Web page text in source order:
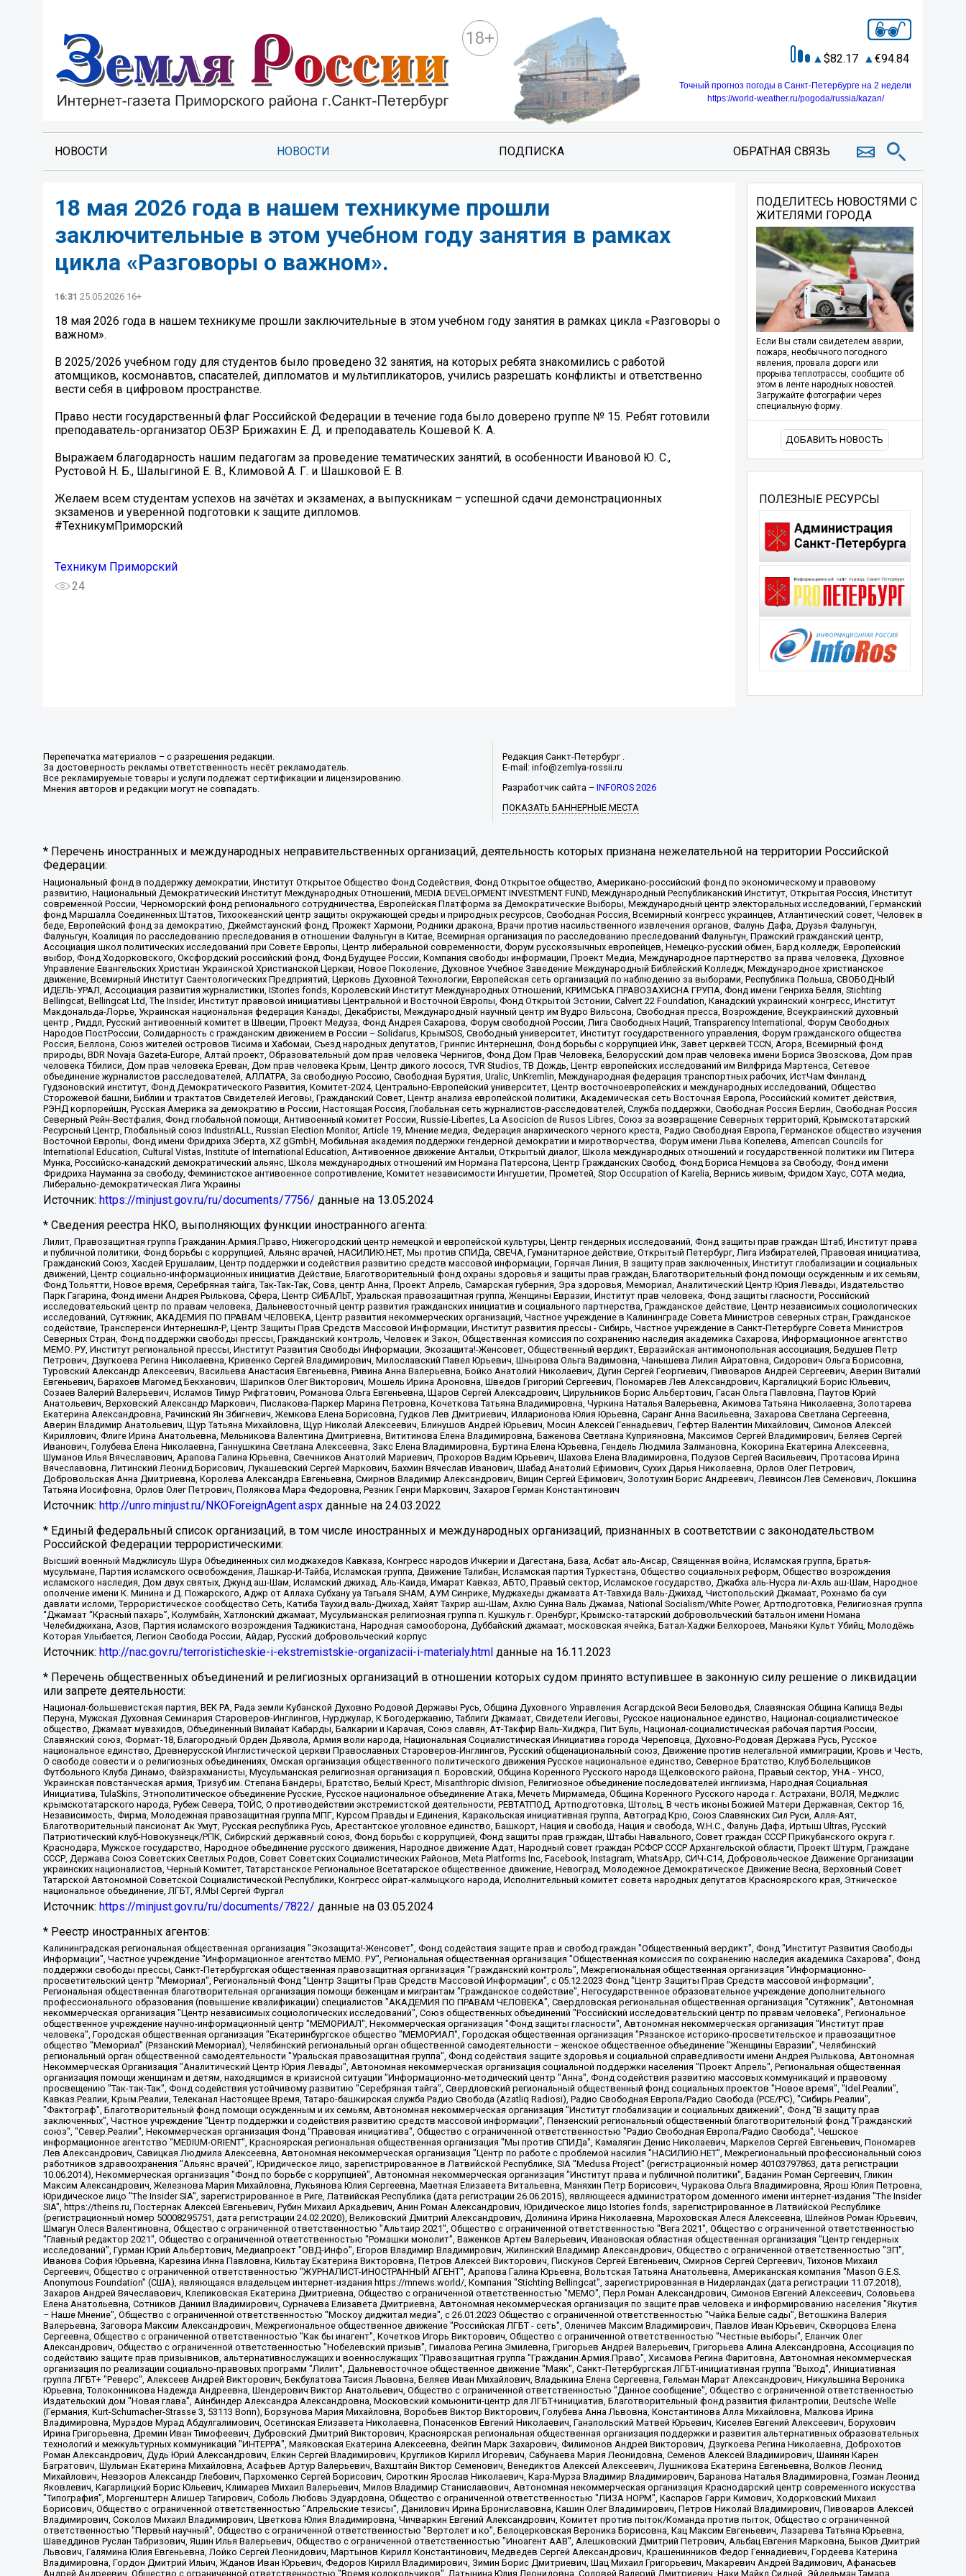
18+
82.17 94.84
Точный прогноз погоды в Санкт-Петербурге на 2 недели
https://world-weather.ru/pogoda/russia/kazan/
НОВОСТИ НОВОСТИ ПОДПИСКА ОБРАТНАЯ СВЯЗЬ
18 мая 2026 года в нашем техникуме прошли
заключительные в этом учебном году занятия в рамках
цикла «Разговоры о важном».
16:31 25.05.2026 16+
18 мая 2026 года в нашем техникуме прошли заключительные в этом учебном году занятия в рамках цикла «Разговоры о
важном».
В 2025/2026 учебном году для студентов было проведено 32 занятия, на которых ребята знакомились с работой
атомщиков, космонавтов, спасателей, дипломатов и мультипликаторов, учились разрешать конфликты и ответственно
вести себя в цифровом пространстве.
Право нести государственный флаг Российской Федерации в течение года было доверено группе № 15. Ребят готовили
преподаватель-организатор ОБЗР Брижахин Е. Д. и преподаватель Кошевой К. А.
Выражаем благодарность нашим педагогам за проведение тематических занятий, в особенности Ивановой Ю. С.,
Рустовой Н. Б., Шалыгиной Е. В., Климовой А. Г. и Шашковой Е. В.
Желаем всем студентам успехов на зачётах и экзаменах, а выпускникам – успешной сдачи демонстрационных
экзаменов и уверенной подготовки к защите дипломов.
#ТехникумПриморский
Техникум Приморский
24
ПОДЕЛИТЕСЬ НОВОСТЯМИ С
ЖИТЕЛЯМИ ГОРОДА
Если Вы стали свидетелем аварии,
пожара, необычного погодного
явления, провала дороги или
прорыва теплотрассы, сообщите об
этом в ленте народных новостей.
Загружайте фотографии через
специальную форму.
ДОБАВИТЬ НОВОСТЬ
ПОЛЕЗНЫЕ РЕСУРСЫ
Перепечатка материалов – с разрешения редакции.
За достоверность рекламы ответственность несёт рекламодатель.
Все рекламируемые товары и услуги подлежат сертификации и лицензированию.
Мнения авторов и редакции могут не совпадать.
Редакция Санкт-Петербург .
E-mail: info@zemlya-rossii.ru
Разработчик сайта – INFOROS 2026
ПОКАЗАТЬ БАННЕРНЫЕ МЕСТА
* Перечень иностранных и международных неправительственных организаций, деятельность которых признана нежелательной на территории Российской
Федерации:
Национальный фонд в поддержку демократии, Институт Открытое Общество Фонд Содействия, Фонд Открытое общество, Американо-российский фонд по экономическому и правовому
развитию, Национальный Демократический Институт Международных Отношений, MEDIA DEVELOPMENT INVESTMENT FUND, Международный Республиканский Институт, Открытая Россия, Институт
современной России, Черноморский фонд регионального сотрудничества, Европейская Платформа за Демократические Выборы, Международный центр электоральных исследований, Германский
фонд Маршалла Соединенных Штатов, Тихоокеанский центр защиты окружающей среды и природных ресурсов, Свободная Россия, Всемирный конгресс украинцев, Атлантический совет, Человек в
беде, Европейский фонд за демократию, Джеймстаунский фонд, Прожект Хармони, Родники дракона, Врачи против насильственного извлечения органов, Фалунь Дафа, Друзья Фалуньгун,
Фалуньгун, Коалиция по расследованию преследования в отношении Фалуньгун в Китае, Всемирная организация по расследованию преследований Фалуньгун, Пражский гражданский центр,
Ассоциация школ политических исследований при Совете Европы, Центр либеральной современности, Форум русскоязычных европейцев, Немецко-русский обмен, Бард колледж, Европейский
выбор, Фонд Ходорковского, Оксфордский российский фонд, Фонд Будущее России, Компания свободы информации, Проект Медиа, Международное партнерство за права человека, Духовное
Управление Евангельских Христиан Украинской Христианской Церкви, Новое Поколение, Духовное Учебное Заведение Международный Библейский Колледж, Международное христианское
движение, Всемирный Институт Саентологических Предприятий, Церковь Духовной Технологии, Европейская сеть организаций по наблюдению за выборами, Республика Польша, СВОБОДНЫЙ
ИДЕЛЬ-УРАЛ, Ассоциация развития журналистики, IStories fonds, Королевский Институт Международных Отношений, КРИМСЬКА ПРАВОЗАХИСНА ГРУПА, Фонд имени Генриха Бёлля, Stichting
Bellingcat, Bellingcat Ltd, The Insider, Институт правовой инициативы Центральной и Восточной Европы, Фонд Открытой Эстонии, Calvert 22 Foundation, Канадский украинский конгресс, Институт
Макдональда-Лорье, Украинская национальная федерация Канады, Декабристы, Международный научный центр им Вудро Вильсона, Свободная пресса, Возрождение, Всеукраинский духовный
центр , Риддл, Русский антивоенный комитет в Швеции, Проект Медуза, Фонд Андрея Сахарова, Форум свободной России, Лига Свободных Наций, Transparеncy International, Форум Свободных
Народов ПостРоссии, Солидарность с гражданским движением в России – Solidarus, КрымSOS, Свободный университет, Институт государственного управления, Форум гражданского общества
Россия, Беллона, Союз жителей островов Тисима и Хабомаи, Съезд народных депутатов, Гринпис Интернешнл, Фонд борьбы с коррупцией Инк, Завет церквей TCCN, Агора, Всемирный фонд
природы, BDR Novaja Gazeta-Europe, Алтай проект, Образовательный дом прав человека Чернигов, Фонд Дом Прав Человека, Белорусский дом прав человека имени Бориса Звозскова, Дом прав
человека Тбилиси, Дом прав человека Ереван, Дом прав человека Крым, Центр дикого лосося, TVR Studios, ТВ Дождь, Центр европейских исследований им Вилфрида Мартенса, Сетевое
объединение журналистов расследователей, АЛЛАТРА, За свободную Россию, Свободная Бурятия, Uralic, UnKremlin, Международная федерация транспортных рабочих, ИстЧам Финланд,
Гудзоновский институт, Фонд Демократического Развития, Комитет-2024, Центрально-Европейский университет, Центр восточноевропейских и международных исследований, Общество
Сторожевой башни, Библии и трактатов Свидетелей Иеговы, Гражданский Совет, Центр анализа европейской политики, Академическая сеть Восточная Европа, Российский комитет действия,
РЭНД корпорейшн, Русская Америка за демократию в России, Настоящая Россия, Глобальная сеть журналистов-расследователей, Служба поддержки, Свободная Россия Берлин, Свободная Россия
Северный Рейн-Вестфалия, Фонд глобальной помощи, Антивоенный комитет России, Russie-Libertes, La Asocicion de Rusos Libres, Союз за возвращение Северных территорий, Крымскотатарский
Ресурсный Центр, Глобальный союз IndustriALL, Russian Election Monitor, Article 19, Мнение медиа, Федерация анархического черного креста, Радио Свободная Европа, Германское общество изучения
Восточной Европы, Фонд имени Фридриха Эберта, XZ gGmbH, Мобильная академия поддержки гендерной демократии и миротворчества, Форум имени Льва Копелева, American Councils for
International Education, Cultural Vistas, Institute of International Education, Антивоенное движение Антальи, Открытый диалог, Школа международных отношений и государственной политики им Питера
Мунка, Российско-канадский демократический альянс, Школа международных отношений им Нормана Патерсона, Центр Гражданских Свобод, Фонд Бориса Немцова за Свободу, Фонд имени
Фридриха Науманна за свободу, Феминистское антивоенное сопротивление, Комитет независимости Ингушетии, Прометей, Stop Occupation of Karelia, Вернись живым, Фридом Хаус, СОТА медиа,
Либерально-демократическая Лига Украины
Источник: https://minjust.gov.ru/ru/documents/7756/ данные на 13.05.2024
* Сведения реестра НКО, выполняющих функции иностранного агента:
Лилит, Правозащитная группа Гражданин.Армия.Право, Нижегородский центр немецкой и европейской культуры, Центр гендерных исследований, Фонд защиты прав граждан Штаб, Институт права
и публичной политики, Фонд борьбы с коррупцией, Альянс врачей, НАСИЛИЮ.НЕТ, Мы против СПИДа, СВЕЧА, Гуманитарное действие, Открытый Петербург, Лига Избирателей, Правовая инициатива,
Гражданский Союз, Хасдей Ерушалаим, Центр поддержки и содействия развитию средств массовой информации, Горячая Линия, В защиту прав заключенных, Институт глобализации и социальных
движений, Центр социально-информационных инициатив Действие, Благотворительный фонд охраны здоровья и защиты прав граждан, Благотворительный фонд помощи осужденным и их семьям,
Фонд Тольятти, Новое время, Серебряная тайга, Так-Так-Так, Сова, центр Анна, Проект Апрель, Самарская губерния, Эра здоровья, Мемориал, Аналитический Центр Юрия Левады, Издательство
Парк Гагарина, Фонд имени Андрея Рылькова, Сфера, Центр СИБАЛЬТ, Уральская правозащитная группа, Женщины Евразии, Институт прав человека, Фонд защиты гласности, Российский
исследовательский центр по правам человека, Дальневосточный центр развития гражданских инициатив и социального партнерства, Гражданское действие, Центр независимых социологических
исследований, Сутяжник, АКАДЕМИЯ ПО ПРАВАМ ЧЕЛОВЕКА, Центр развития некоммерческих организаций, Частное учреждение в Калининграде Совета Министров северных стран, Гражданское
содействие, Трансперенси Интернешнл-Р, Центр Защиты Прав Средств Массовой Информации, Институт развития прессы - Сибирь, Частное учреждение в Санкт-Петербурге Совета Министров
Северных Стран, Фонд поддержки свободы прессы, Гражданский контроль, Человек и Закон, Общественная комиссия по сохранению наследия академика Сахарова, Информационное агентство
МЕМО. РУ, Институт региональной прессы, Институт Развития Свободы Информации, Экозащита!-Женсовет, Общественный вердикт, Евразийская антимонопольная ассоциация, Бедушев Петр
Петрович, Дзугкоева Регина Николаевна, Кривенко Сергей Владимирович, Милославский Павел Юрьевич, Шнырова Ольга Вадимовна, Чанышева Лилия Айратовна, Сидорович Ольга Борисовна,
Туровский Александр Алексеевич, Васильева Анастасия Евгеньевна, Ривина Анна Валерьевна, Бойко Анатолий Николаевич, Дугин Сергей Георгиевич, Пивоваров Андрей Сергеевич, Аверин Виталий
Евгеньевич, Барахоев Магомед Бекханович, Шарипков Олег Викторович, Мошель Ирина Ароновна, Шведов Григорий Сергеевич, Пономарев Лев Александрович, Каргалицкий Борис Юльевич,
Созаев Валерий Валерьевич, Исламов Тимур Рифгатович, Романова Ольга Евгеньевна, Щаров Сергей Алексадрович, Цирульников Борис Альбертович, Гасан Ольга Павловна, Паутов Юрий
Анатольевич, Верховский Александр Маркович, Пислакова-Паркер Марина Петровна, Кочеткова Татьяна Владимировна, Чуркина Наталья Валерьевна, Акимова Татьяна Николаевна, Золотарева
Екатерина Александровна, Рачинский Ян Збигневич, Жемкова Елена Борисовна, Гудков Лев Дмитриевич, Илларионова Юлия Юрьевна, Саранг Анна Васильевна, Захарова Светлана Сергеевна,
Аверин Владимир Анатольевич, Щур Татьяна Михайловна, Щур Николай Алексеевич, Блинушов Андрей Юрьевич, Мосин Алексей Геннадьевич, Гефтер Валентин Михайлович, Симонов Алексей
Кириллович, Флиге Ирина Анатольевна, Мельникова Валентина Дмитриевна, Вититинова Елена Владимировна, Баженова Светлана Куприяновна, Максимов Сергей Владимирович, Беляев Сергей
Иванович, Голубева Елена Николаевна, Ганнушкина Светлана Алексеевна, Закс Елена Владимировна, Буртина Елена Юрьевна, Гендель Людмила Залмановна, Кокорина Екатерина Алексеевна,
Шуманов Илья Вячеславович, Арапова Галина Юрьевна, Свечников Анатолий Мариевич, Прохоров Вадим Юрьевич, Шахова Елена Владимировна, Подузов Сергей Васильевич, Протасова Ирина
Вячеславовна, Литинский Леонид Борисович, Лукашевский Сергей Маркович, Бахмин Вячеслав Иванович, Шабад Анатолий Ефимович, Сухих Дарья Николаевна, Орлов Олег Петрович,
Добровольская Анна Дмитриевна, Королева Александра Евгеньевна, Смирнов Владимир Александрович, Вицин Сергей Ефимович, Золотухин Борис Андреевич, Левинсон Лев Семенович, Локшина
Татьяна Иосифовна, Орлов Олег Петрович, Полякова Мара Федоровна, Резник Генри Маркович, Захаров Герман Константинович
Источник: http://unro.minjust.ru/NKOForeignAgent.aspx данные на 24.03.2022
* Единый федеральный список организаций, в том числе иностранных и международных организаций, признанных в соответствии с законодательством
Российской Федерации террористическими:
Высший военный Маджлисуль Шура Объединенных сил моджахедов Кавказа, Конгресс народов Ичкерии и Дагестана, База, Асбат аль-Ансар, Священная война, Исламская группа, Братья-
мусульмане, Партия исламского освобождения, Лашкар-И-Тайба, Исламская группа, Движение Талибан, Исламская партия Туркестана, Общество социальных реформ, Общество возрождения
исламского наследия, Дом двух святых, Джунд аш-Шам, Исламский джихад, Аль-Каида, Имарат Кавказ, АБТО, Правый сектор, Исламское государство, Джабха аль-Нусра ли-Ахль аш-Шам, Народное
ополчение имени К. Минина и Д. Пожарского, Аджр от Аллаха Субхану уа Тагьаля SHAM, АУМ Синрике, Муджахеды джамаата Ат-Тавхида Валь-Джихад, Чистопольский Джамаат, Рохнамо ба суи
давлати исломи, Террористическое сообщество Сеть, Катиба Таухид валь-Джихад, Хайят Тахрир аш-Шам, Ахлю Сунна Валь Джамаа, National Socialism/White Power, Артподготовка, Религиозная группа
“Джамаат “Красный пахарь”, Колумбайн, Хатлонский джамаат, Мусульманская религиозная группа п. Кушкуль г. Оренбург, Крымско-татарский добровольческий батальон имени Номана
Челебиджихана, Азов, Партия исламского возрождения Таджикистана, Народная самооборона, Дуббайский джамаат, московская ячейка, Батал-Хаджи Белхороев, Маньяки Культ Убийц, Молодёжь
Которая Улыбается, Легион Свобода России, Айдар, Русский добровольческий корпус
Источник: http://nac.gov.ru/terroristicheskie-i-ekstremistskie-organizacii-i-materialy.html данные на 16.11.2023
* Перечень общественных объединений и религиозных организаций в отношении которых судом принято вступившее в законную силу решение о ликвидации
или запрете деятельности:
Национал-большевистская партия, ВЕК РА, Рада земли Кубанской Духовно Родовой Державы Русь, Община Духовного Управления Асгардской Веси Беловодья, Славянская Община Капища Веды
Перуна, Мужская Духовная Семинария Староверов-Инглингов, Нурджулар, К Богодержавию, Таблиги Джамаат, Свидетели Иеговы, Русское национальное единство, Национал-социалистическое
общество, Джамаат мувахидов, Объединенный Вилайат Кабарды, Балкарии и Карачая, Союз славян, Ат-Такфир Валь-Хиджра, Пит Буль, Национал-социалистическая рабочая партия России,
Славянский союз, Формат-18, Благородный Орден Дьявола, Армия воли народа, Национальная Социалистическая Инициатива города Череповца, Духовно-Родовая Держава Русь, Русское
национальное единство, Древнерусской Инглистической церкви Православных Староверов-Инглингов, Русский общенациональный союз, Движение против нелегальной иммиграции, Кровь и Честь,
О свободе совести и о религиозных объединениях, Омская организация общественного политического движения Русское национальное единство, Северное Братство, Клуб Болельщиков
Футбольного Клуба Динамо, Файзрахманисты, Мусульманская религиозная организация п. Боровский, Община Коренного Русского народа Щелковского района, Правый сектор, УНА - УНСО,
Украинская повстанческая армия, Тризуб им. Степана Бандеры, Братство, Белый Крест, Misanthropic division, Религиозное объединение последователей инглиизма, Народная Социальная
Инициатива, TulaSkins, Этнополитическое объединение Русские, Русское национальное объединение Атака, Мечеть Мирмамеда, Община Коренного Русского народа г. Астрахани, ВОЛЯ, Меджлис
крымскотатарского народа, Рубеж Севера, ТОЙС, О противодействии экстремистской деятельности, РЕВТАТПОД, Артподготовка, Штольц, В честь иконы Божией Матери Державная, Сектор 16,
Независимость, Фирма, Молодежная правозащитная группа МПГ, Курсом Правды и Единения, Каракольская инициативная группа, Автоград Крю, Союз Славянских Сил Руси, Алля-Аят,
Благотворительный пансионат Ак Умут, Русская республика Русь, Арестантское уголовное единство, Башкорт, Нация и свобода, Нация и свобода, W.H.С., Фалунь Дафа, Иртыш Ultras, Русский
Патриотический клуб-Новокузнецк/РПК, Сибирский державный союз, Фонд борьбы с коррупцией, Фонд защиты прав граждан, Штабы Навального, Совет граждан СССР Прикубанского округа г.
Краснодара, Мужское государство, Народное объединение русского движения, Народное движение Адат, Народный совет граждан РСФСР СССР Архангельской области, Проект Штурм, Граждане
СССР, Держава Союз Советских Светлых Родов, Совет Советских Социалистических Районов, Meta Platforms Inc, Facebook, Instagram, WhatsApp, СИЧ-С14, Добровольческое Движение Организации
украинских националистов, Черный Комитет, Татарстанское Региональное Всетатарское общественное движение, Невоград, Молодежное Демократическое Движение Весна, Верховный Совет
Татарской Автономной Советской Социалистической Республики, Конгресс ойрат-калмыцкого народа, Исполнительный комитет совета народных депутатов Красноярского края, Этническое
национальное объединение, ЛГБТ, Я.МЫ Сергей Фургал
Источник: https://minjust.gov.ru/ru/documents/7822/ данные на 03.05.2024
* Реестр иностранных агентов:
Калининградская региональная общественная организация "Экозащита!-Женсовет", Фонд содействия защите прав и свобод граждан "Общественный вердикт", Фонд "Институт Развития Свободы Информации", Частное учреждение "Информационное агентство МЕМО. РУ", Региональная общественная организация "Общественная комиссия по сохранению наследия академика Сахарова", Фонд поддержки свободы прессы, Санкт-Петербургская общественная правозащитная организация "Гражданский контроль", Межрегиональная общественная организация "Информационно-просветительский центр "Мемориал", Региональный Фонд "Центр Защиты Прав Средств Массовой Информации", с 05.12.2023 Фонд "Центр Защиты Прав Средств массовой информации", Региональная общественная благотворительная организация помощи беженцам и мигрантам "Гражданское содействие", Негосударственное образовательное учреждение дополнительного профессионального образования (повышение квалификации) специалистов "АКАДЕМИЯ ПО ПРАВАМ ЧЕЛОВЕКА", Свердловская региональная общественная организация "Сутяжник", Автономная некоммерческая организация "Центр независимых социологических исследований", Союз общественных объединений "Российский исследовательский центр по правам человека", Региональное общественное учреждение научно-информационный центр "МЕМОРИАЛ", Некоммерческая организация "Фонд защиты гласности", Автономная некоммерческая организация "Институт прав человека", Городская общественная организация "Екатеринбургское общество "МЕМОРИАЛ", Городская общественная организация "Рязанское историко-просветительское и правозащитное общество "Мемориал" (Рязанский Мемориал), Челябинский региональный орган общественной самодеятельности – женское общественное объединение "Женщины Евразии", Челябинский региональный орган общественной самодеятельности "Уральская правозащитная группа", Фонд содействия защите здоровья и социальной справедливости имени Андрея Рылькова, Автономная Некоммерческая Организация "Аналитический Центр Юрия Левады", Автономная некоммерческая организация социальной поддержки населения "Проект Апрель", Региональная общественная организация помощи женщинам и детям, находящимся в кризисной ситуации "Информационно-методический центр "Анна", Фонд содействия развитию массовых коммуникаций и правовому просвещению "Так-так-Так", Фонд содействия устойчивому развитию "Серебряная тайга", Свердловский региональный общественный фонд социальных проектов "Новое время", "Idel.Реалии", Кавказ.Реалии, Крым.Реалии, Телеканал Настоящее Время, Татаро-башкирская служба Радио Свобода (Azatliq Radiosi), Радио Свободная Европа/Радио Свобода (PCE/PC), "Сибирь.Реалии", "Фактограф", Благотворительный фонд помощи осужденным и их семьям, Автономная некоммерческая организация "Институт глобализации и социальных движений", Фонд "В защиту прав заключенных", Частное учреждение "Центр поддержки и содействия развитию средств массовой информации", Пензенский региональный общественный благотворительный фонд "Гражданский союз", "Север.Реалии", Некоммерческая организация Фонд "Правовая инициатива", Общество с ограниченной ответственностью "Радио Свободная Европа/Радио Свобода", Чешское информационное агентство "MEDIUM-ORIENT", Красноярская региональная общественная организация "Мы против СПИДа", Камалягин Денис Николаевич, Маркелов Сергей Евгеньевич, Пономарев Лев Александрович, Савицкая Людмила Алексеевна, Автономная некоммерческая организация "Центр по работе с проблемой насилия "НАСИЛИЮ.НЕТ", Межрегиональный профессиональный союз работников здравоохранения "Альянс врачей", Юридическое лицо, зарегистрированное в Латвийской Республике, SIA "Medusa Project" (регистрационный номер 40103797863, дата регистрации 10.06.2014), Некоммерческая организация "Фонд по борьбе с коррупцией", Автономная некоммерческая организация "Институт права и публичной политики", Баданин Роман Сергеевич, Гликин Максим Александрович, Железнова Мария Михайловна, Лукьянова Юлия Сергеевна, Маетная Елизавета Витальевна, Маняхин Петр Борисович, Чуракова Ольга Владимировна, Ярош Юлия Петровна, Юридическое лицо "The Insider SIA", зарегистрированное в Риге, Латвийская Республика (дата регистрации 26.06.2015), являющееся администратором доменного имени интернет-издания "The Insider SIA", https://theins.ru, Постернак Алексей Евгеньевич, Рубин Михаил Аркадьевич, Анин Роман Александрович, Юридическое лицо Istories fonds, зарегистрированное в Латвийской Республике (регистрационный номер 50008295751, дата регистрации 24.02.2020), Великовский Дмитрий Александрович, Долинина Ирина Николаевна, Мароховская Алеся Алексеевна, Шлейнов Роман Юрьевич, Шмагун Олеся Валентиновна, Общество с ограниченной ответственностью "Альтаир 2021", Общество с ограниченной ответственностью "Вега 2021", Общество с ограниченной ответственностью "Главный редактор 2021", Общество с ограниченной ответственностью "Ромашки монолит", Важенков Артем Валерьевич, Ивановская областная общественная организация "Центр гендерных исследований", Гурман Юрий Альбертович, Медиапроект "ОВД-Инфо", Егоров Владимир Владимирович, Жилинский Владимир Александрович, Общество с ограниченной ответственностью "ЗП", Иванова София Юрьевна, Карезина Инна Павловна, Кильтау Екатерина Викторовна, Петров Алексей Викторович, Пискунов Сергей Евгеньевич, Смирнов Сергей Сергеевич, Тихонов Михаил Сергеевич, Общество с ограниченной ответственностью "ЖУРНАЛИСТ-ИНОСТРАННЫЙ АГЕНТ", Арапова Галина Юрьевна, Вольтская Татьяна Анатольевна, Американская компания "Mason G.E.S. Anonymous Foundation" (США), являющаяся владельцем интернет-издания https://mnews.world/, Компания "Stichting Bellingcat", зарегистрированная в Нидерландах (дата регистрации 11.07.2018), Захаров Андрей Вячеславович, Клепиковская Екатерина Дмитриевна, Общество с ограниченной ответственностью "МЕМО", Перл Роман Александрович, Симонов Евгений Алексеевич, Соловьева Елена Анатольевна, Сотников Даниил Владимирович, Сурначева Елизавета Дмитриевна, Автономная некоммерческая организация по защите прав человека и информированию населения "Якутия – Наше Мнение", Общество с ограниченной ответственностью "Москоу диджитал медиа", с 26.01.2023 Общество с ограниченной ответственностью "Чайка Белые сады", Ветошкина Валерия Валерьевна, Заговора Максим Александрович, Межрегиональное общественное движение "Российская ЛГБТ - сеть", Оленичев Максим Владимирович, Павлов Иван Юрьевич, Скворцова Елена Сергеевна, Общество с ограниченной ответственностью "Как бы инагент", Кочетков Игорь Викторович, Общество с ограниченной ответственностью "Честные выборы", Еланчик Олег Александрович, Общество с ограниченной ответственностью "Нобелевский призыв", Гималова Регина Эмилевна, Григорьев Андрей Валерьевич, Григорьева Алина Александровна, Ассоциация по содействию защите прав призывников, альтернативнослужащих и военнослужащих "Правозащитная группа "Гражданин.Армия.Право", Хисамова Регина Фаритовна, Автономная некоммерческая организация по реализации социально-правовых программ "Лилит", Дальневосточное общественное движение "Маяк", Санкт-Петербургская ЛГБТ-инициативная группа "Выход", Инициативная группа ЛГБТ+ "Реверс", Алексеев Андрей Викторович, Бекбулатова Таисия Львовна, Беляев Иван Михайлович, Владыкина Елена Сергеевна, Гельман Марат Александрович, Никульшина Вероника Юрьевна, Толоконникова Надежда Андреевна, Шендерович Виктор Анатольевич, Общество с ограниченной ответственностью "Данное сообщение", Общество с ограниченной ответственностью Издательский дом "Новая глава", Айнбиндер Александра Александровна, Московский комьюнити-центр для ЛГБТ+инициатив, Благотворительный фонд развития филантропии, Deutsche Welle (Германия, Kurt-Schumacher-Strasse 3, 53113 Bonn), Борзунова Мария Михайловна, Воробьев Виктор Викторович, Голубева Анна Львовна, Константинова Алла Михайловна, Малкова Ирина Владимировна, Мурадов Мурад Абдулгалимович, Осетинская Елизавета Николаевна, Понасенков Евгений Николаевич, Ганапольский Матвей Юрьевич, Киселев Евгений Алексеевич, Борухович Ирина Григорьевна, Дремин Иван Тимофеевич, Дубровский Дмитрий Викторович, Красноярская региональная общественная организация поддержки и развития альтернативных образовательных технологий и межкультурных коммуникаций "ИНТЕРРА", Маяковская Екатерина Алексеевна, Фейгин Марк Захарович, Филимонов Андрей Викторович, Дзугкоева Регина Николаевна, Доброхотов Роман Александрович, Дудь Юрий Александрович, Елкин Сергей Владимирович, Кругликов Кирилл Игоревич, Сабунаева Мария Леонидовна, Семенов Алексей Владимирович, Шаинян Карен Багратович, Шульман Екатерина Михайловна, Асафьев Артур Валерьевич, Вахштайн Виктор Семенович, Венедиктов Алексей Алексеевич, Лушникова Екатерина Евгеньевна, Волков Леонид Михайлович, Невзоров Александр Глебович, Пархоменко Сергей Борисович, Сироткин Ярослав Николаевич, Кара-Мурза Владимир Владимирович, Баранова Наталья Владимировна, Гозман Леонид Яковлевич, Кагарлицкий Борис Юльевич, Климарев Михаил Валерьевич, Милов Владимир Станиславович, Автономная некоммерческая организация Краснодарский центр современного искусства "Типография", Моргенштерн Алишер Тагирович, Соболь Любовь Эдуардовна, Общество с ограниченной ответственностью "ЛИЗА НОРМ", Каспаров Гарри Кимович, Ходорковский Михаил Борисович, Общество с ограниченной ответственностью "Апрельские тезисы", Данилович Ирина Брониславовна, Кашин Олег Владимирович, Петров Николай Владимирович, Пивоваров Алексей Владимирович, Соколов Михаил Владимирович, Цветкова Юлия Владимировна, Чичваркин Евгений Александрович, Комитет против пыток/Команда против пыток, Общество с ограниченной ответственностью "Первый научный", Общество с ограниченной ответственностью "Вертолет и ко", Белоцерковская Вероника Борисовна, Кац Максим Евгеньевич, Лазарева Татьяна Юрьевна, Шаведдинов Руслан Табризович, Яшин Илья Валерьевич, Общество с ограниченной ответственностью "Иноагент ААВ", Алешковский Дмитрий Петрович, Альбац Евгения Марковна, Быков Дмитрий Львович, Галямина Юлия Евгеньевна, Лойко Сергей Леонидович, Мартынов Кирилл Константинович, Медведев Сергей Александрович, Крашенинников Федор Геннадиевич, Гордеева Катерина Вл